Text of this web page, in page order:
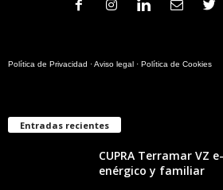
Política de Privacidad ·Aviso legal · Política de Cookies
Entradas recientes
CUPRA Terramar VZ
enérgico y familiar